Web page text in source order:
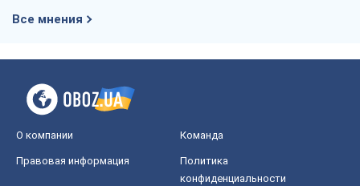
Все мнения
О компании Команда
Правовая информация
Политика
конфиденциальности